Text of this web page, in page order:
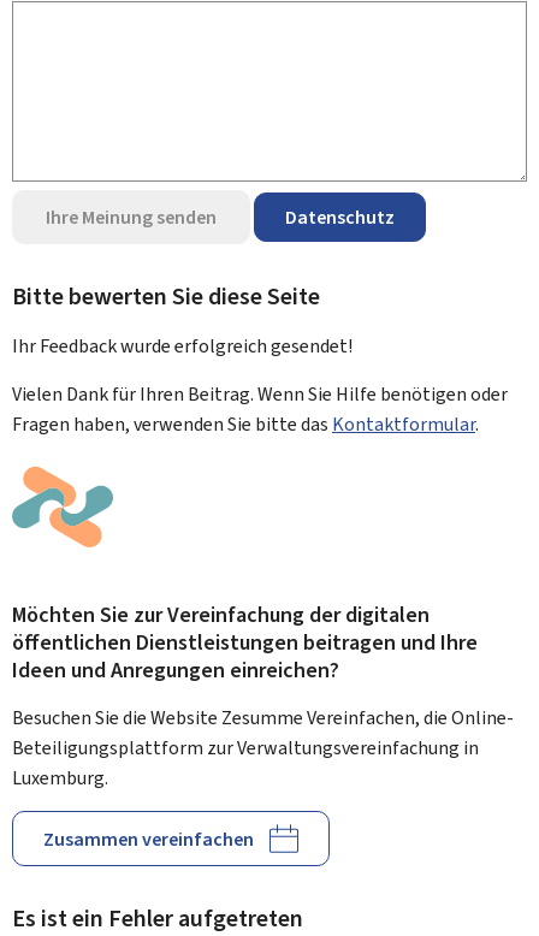
Ihre Meinung senden Datenschutz
Bitte bewerten Sie diese Seite
Ihr Feedback wurdeerfolgreichgesendet!
Vielen Dank für Ihren Beitrag. Wenn Sie Hilfe benötigen oder
Fragen haben, verwenden Sie bitte das Kontaktformular.
Möchten Sie zur Vereinfachung der digitalen
öffentlichen Dienstleistungen beitragen und Ihre
Ideen und Anregungen einreichen?
Besuchen Sie die Website Zesumme Vereinfachen, die Online-
Beteiligungsplattform zur Verwaltungsvereinfachung in
Luxemburg.
Zusammen vereinfachen
Es ist ein Fehler aufgetreten